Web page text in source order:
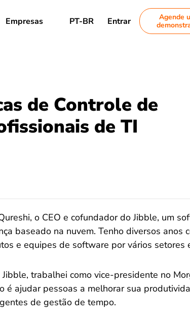
Empresas PT-BR Entrar
Agende
de Controle de
de TI
o CEO e cofundador do Jibble, um
baseado na nuvem. Tenho diversos anos
e equipes de software por vários setores
trabalhei como vice-presidente no
é ajudar pessoas a melhorar sua
de gestão de tempo.